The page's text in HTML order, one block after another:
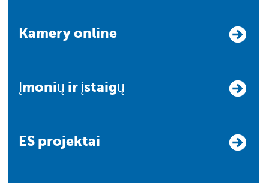
Kamery online
Įmonių ir įstaigų
ES projektai